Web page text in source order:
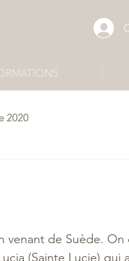
2020
venant de Suède. On
(Sainte Lucie) qui